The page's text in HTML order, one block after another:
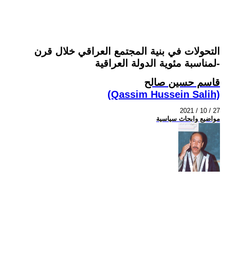
التحولات في بنية المجتمع العراقي خلال قرن
-لمناسبة مئوية الدولة العراقية
قاسم حسين صالح
(Qassim Hussein Salih)
2021 / 10 / 27
مواضيع وابحاث سياسية